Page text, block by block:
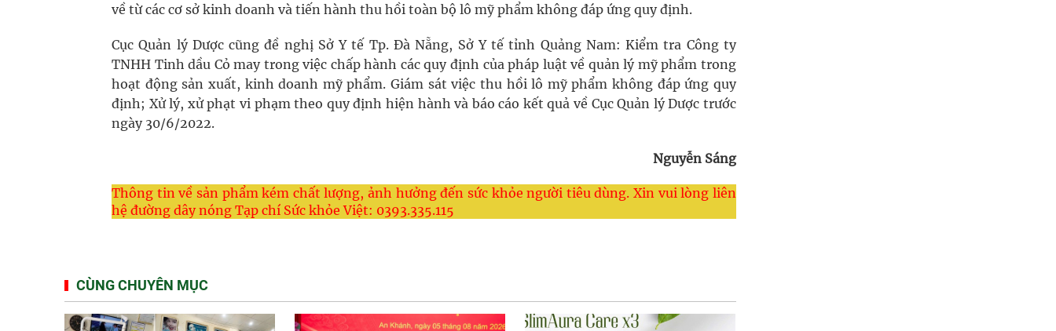
về từ các cơ sở kinh doanh và tiến hành thu hồi toàn bộ lô mỹ phẩm không đáp ứng quy định.
Cục Quản lý Dược cũng đề nghị Sở Y tế Tp. Đà Nẵng, Sở Y tế tỉnh Quảng Nam: Kiểm tra Công ty
TNHH Tinh dầu Cỏ may trong việc chấp hành các quy định của pháp luật về quản lý mỹ phẩm trong
hoạt động sản xuất, kinh doanh mỹ phẩm. Giám sát việc thu hồi lô mỹ phẩm không đáp ứng quy
định; Xử lý, xử phạt vi phạm theo quy định hiện hành và báo cáo kết quả về Cục Quản lý Dược trước
ngày 30/6/2022.
Nguyễn Sáng
Thông tin về sản phẩm kém chất lượng, ảnh hưởng đến sức khỏe người tiêu dùng. Xin vui lòng liên
hệ đường dây nóng Tạp chí Sức khỏe Việt: 0393.335.115
CÙNG CHUYÊN MỤC